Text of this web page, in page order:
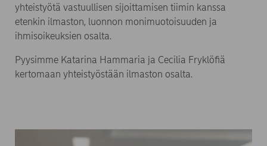
yhteistyötä vastuullisen sijoittamisen tiimin kanssa
etenkin ilmaston, luonnon monimuotoisuuden ja
ihmisoikeuksien osalta.
Pyysimme Katarina Hammaria ja Cecilia Fryklöfiä
kertomaan yhteistyöstään ilmaston osalta.